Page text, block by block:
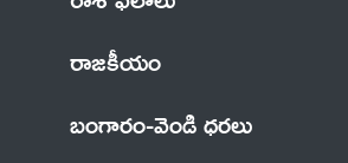
రాజకీయం
బంగారం-వెండి ధరలు